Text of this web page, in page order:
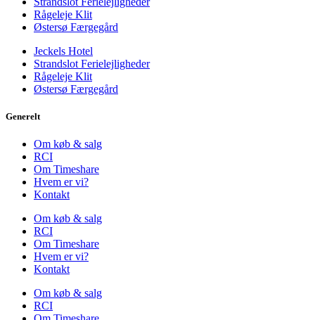
Rågeleje Klit
Østersø Færgegård
Jeckels Hotel
Strandslot Ferielejligheder
Rågeleje Klit
Østersø Færgegård
Generelt
Om køb & salg
RCI
Om Timeshare
Hvem er vi?
Kontakt
Om køb & salg
RCI
Om Timeshare
Hvem er vi?
Kontakt
Om køb & salg
RCI